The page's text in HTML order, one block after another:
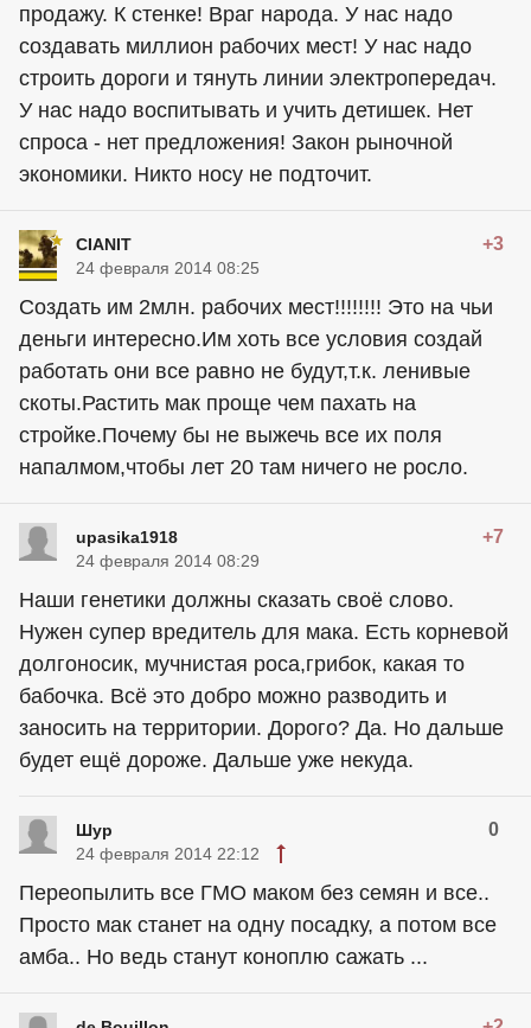
продажу. К стенке! Враг народа. У нас надо
создавать миллион рабочих мест! У нас надо
строить дороги и тянуть линии электропередач.
У нас надо воспитывать и учить детишек. Нет
спроса - нет предложения! Закон рыночной
экономики. Никто носу не подточит.
CIANIT +3
24 февраля 2014 08:25
Создать им 2млн. рабочих мест!!!!!!!! Это на чьи
деньги интересно.Им хоть все условия создай
работать они все равно не будут,т.к. ленивые
скоты.Растить мак проще чем пахать на
стройке.Почему бы не выжечь все их поля
напалмом,чтобы лет 20 там ничего не росло.
upasika1918 +7
24 февраля 2014 08:29
Наши генетики должны сказать своё слово.
Нужен супер вредитель для мака. Есть корневой
долгоносик, мучнистая роса,грибок, какая то
бабочка. Всё это добро можно разводить и
заносить на территории. Дорого? Да. Но дальше
будет ещё дороже. Дальше уже некуда.
Шур 0
24 февраля 2014 22:12
Переопылить все ГМО маком без семян и все..
Просто мак станет на одну посадку, а потом все
амба.. Но ведь станут коноплю сажать ...